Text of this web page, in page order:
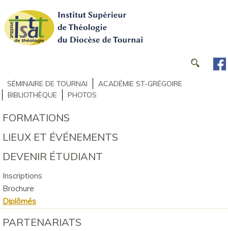
SÉMINAIRE DE TOURNAI
ACADÉMIE ST-GRÉGOIRE
BIBLIOTHÈQUE
PHOTOS
FORMATIONS
LIEUX ET ÉVÉNEMENTS
DEVENIR ÉTUDIANT
Inscriptions
Brochure
Diplômés
PARTENARIATS